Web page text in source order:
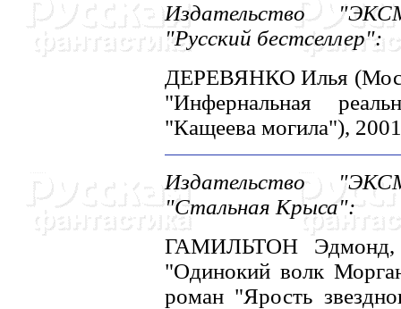
Издательство
"Русский бестселлер":
ДЕРЕВЯHКО Илья
"Инфернальная
"Кащеева могила"),
Издательство
"Стальная Крыса":
ГАМИЛЬТОH
"Одинокий волк
роман "Ярость